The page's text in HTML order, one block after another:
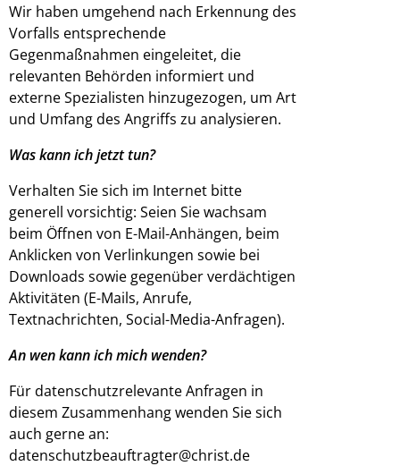
Wir haben umgehend nach Erkennung des
Vorfalls entsprechende
Gegenmaßnahmen eingeleitet, die
relevanten Behörden informiert und
externe Spezialisten hinzugezogen, um Art
und Umfang des Angriffs zu analysieren.
Was kann ich jetzt tun?
Verhalten Sie sich im Internet bitte
generell vorsichtig: Seien Sie wachsam
beim Öffnen von E-Mail-Anhängen, beim
Anklicken von Verlinkungen sowie bei
Downloads sowie gegenüber verdächtigen
Aktivitäten (E-Mails, Anrufe,
Textnachrichten, Social-Media-Anfragen).
An wen kann ich mich wenden?
Für datenschutzrelevante Anfragen in
diesem Zusammenhang wenden Sie sich
auch gerne an:
datenschutzbeauftragter@christ.de